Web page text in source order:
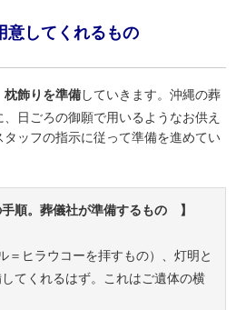
意してくれるもの
枕飾りを準備していきます。沖縄の葬
日ごろの御願で用いるようなお供え
ッフの指示に従って準備を進めてい
順。葬儀社が準備するもの 】
＝ヒラウコーを拝すもの）、灯明と
てくれるはず。これはご遺体の横